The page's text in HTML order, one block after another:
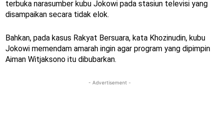
terbuka narasumber kubu Jokowi pada stasiun televisi yang
disampaikan secara tidak elok.
Bahkan, pada kasus Rakyat Bersuara, kata Khozinudin, kubu
Jokowi memendam amarah ingin agar program yang dipimpin
Aiman Witjaksono itu dibubarkan.
- Advertisement -